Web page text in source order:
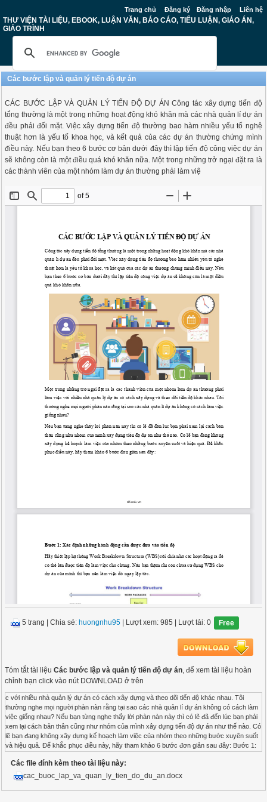
Trang chủ Đăng ký Đăng nhập Liên hệ
THƯ VIỆN TÀI LIỆU, EBOOK, LUẬN VĂN, BÁO CÁO, TIỂU LUẬN, GIÁO ÁN,
GIÁO TRÌNH
Các bước lập và quản lý tiến độ dự án
CÁC BƯỚC LẬP VÀ QUẢN LÝ TIẾN ĐỘ DỰ ÁN Công tác xây dựng tiến độ
tổng thường là một trong những hoạt động khó khăn mà các nhà quản lí dự án
đều phải đối mặt. Việc xây dựng tiến độ thường bao hàm nhiều yếu tố nghệ
thuật hơn là yếu tố khoa học, và kết quả của các dự án thường chứng mình
điều này. Nếu bạn theo 6 bước cơ bản dưới đây thì lập tiến độ công việc dự án
sẽ không còn là một điều quá khó khăn nữa. Một trong những trở ngại đặt ra là
các thành viên của một nhóm làm dự án thường phải làm việ
5 trang |Chia sẻ: huongnhu95 | Lượt xem: 985 | Lượt tải: 0 Free
Tóm tắt tài liệuCác bước lập và quản lý tiến độ dự án, để xem tài liệu hoàn
chỉnh bạn click vào nút DOWNLOAD ở trên
c với nhiều nhà quản lý dự án có cách xây dựng và theo dõi tiến độ khác nhau. Tôi
thường nghe mọi người phàn nàn rằng tại sao các nhà quản lí dự án không có cách làm
việc giống nhau? Nếu bạn từng nghe thấy lời phàn nàn này thì có lẽ đã đến lúc bạn phải
xem lại cách bản thân cũng như nhóm của mình xây dựng tiến độ dự án như thế nào. Có
lẽ bạn đang không xây dựng kế hoạch làm việc của nhóm theo những bước xuyên suốt
và hiệu quả. Để khắc phục điều này, hãy tham khảo 6 bước đơn giản sau đây: Bước 1:
Breakdown Structure (WBS) rồi chia nhỏ các hoạt động ra để có thể lên được tiến độ
làm việc cho chúng. Nếu bạn thậm chí còn chưa sử dụng WBS cho dự án của mình thì
bạn nên làm việc đó ngay lập tức. Hãy xem xét từng gói công việc WBS và xác định
những hoạt động nào là hoạt động cần thiết để tạo các gói công việc đó. Ví dụ gói công
Các file đính kèm theo tài liệu này:
cac_buoc_lap_va_quan_ly_tien_do_du_an.docx